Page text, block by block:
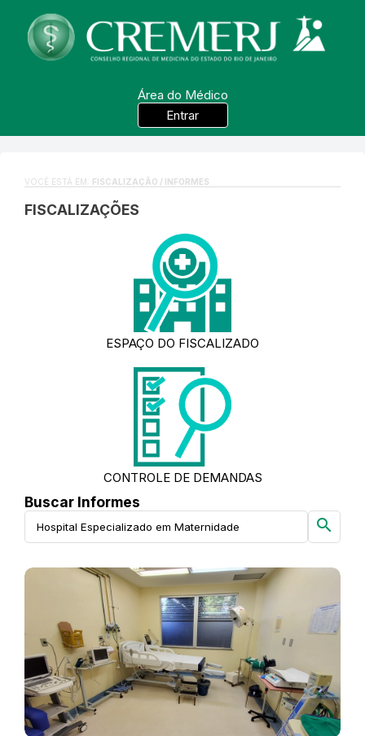
Área do Médico
Entrar
VOCÊ ESTÁ EM: FISCALIZAÇÃO / INFORMES
FISCALIZAÇÕES
ESPAÇO DO FISCALIZADO
CONTROLE DE DEMANDAS
Buscar Informes
search